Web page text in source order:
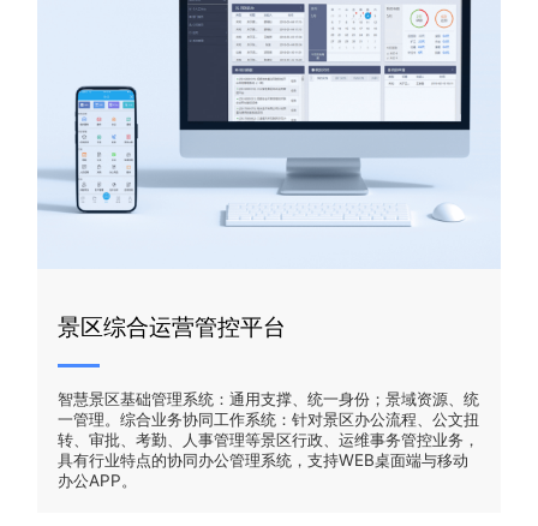
景区综合运营管控平台
智慧景区基础管理系统：通用支撑、统一身份；景域资源、统
一管理。综合业务协同工作系统：针对景区办公流程、公文扭
转、审批、考勤、人事管理等景区行政、运维事务管控业务，
具有行业特点的协同办公管理系统，支持WEB桌面端与移动
办公APP。